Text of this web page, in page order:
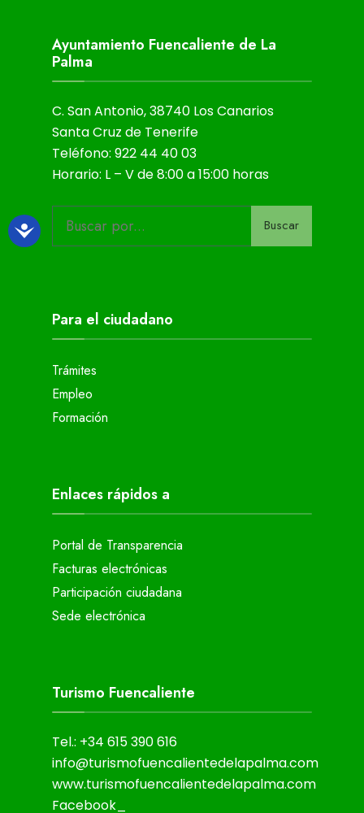
Ayuntamiento Fuencaliente de La
Palma
C. San Antonio, 38740 Los Canarios
Santa Cruz de Tenerife
Teléfono: 922 44 40 03
Horario: L – V de 8:00 a 15:00 horas
Buscar
Para el ciudadano
Trámites
Empleo
Formación
Enlaces rápidos a
Portal de Transparencia
Facturas electrónicas
Participación ciudadana
Sede electrónica
Turismo Fuencaliente
Tel.: +34 615 390 616
info@turismofuencalientedelapalma.com
www.turismofuencalientedelapalma.com
Facebook_